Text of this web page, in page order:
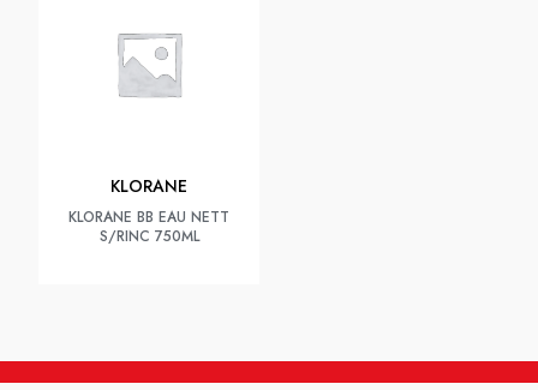
KLORANE
KLORANE BB EAU NETT
S/RINC 750ML